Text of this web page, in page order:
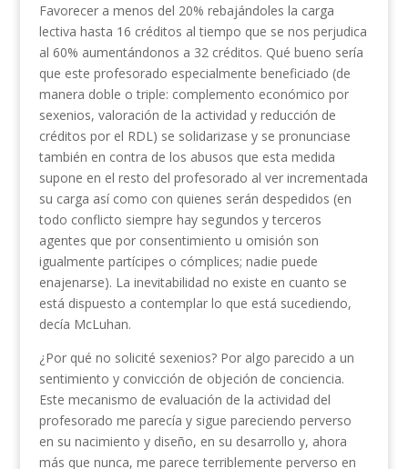
Favorecer a menos del 20% rebajándoles la carga
lectiva hasta 16 créditos al tiempo que se nos perjudica
al 60% aumentándonos a 32 créditos. Qué bueno sería
que este profesorado especialmente beneficiado (de
manera doble o triple: complemento económico por
sexenios, valoración de la actividad y reducción de
créditos por el RDL) se solidarizase y se pronunciase
también en contra de los abusos que esta medida
supone en el resto del profesorado al ver incrementada
su carga así como con quienes serán despedidos (en
todo conflicto siempre hay segundos y terceros
agentes que por consentimiento u omisión son
igualmente partícipes o cómplices; nadie puede
enajenarse). La inevitabilidad no existe en cuanto se
está dispuesto a contemplar lo que está sucediendo,
decía McLuhan.
¿Por qué no solicité sexenios? Por algo parecido a un
sentimiento y convicción de objeción de conciencia.
Este mecanismo de evaluación de la actividad del
profesorado me parecía y sigue pareciendo perverso
en su nacimiento y diseño, en su desarrollo y, ahora
más que nunca, me parece terriblemente perverso en